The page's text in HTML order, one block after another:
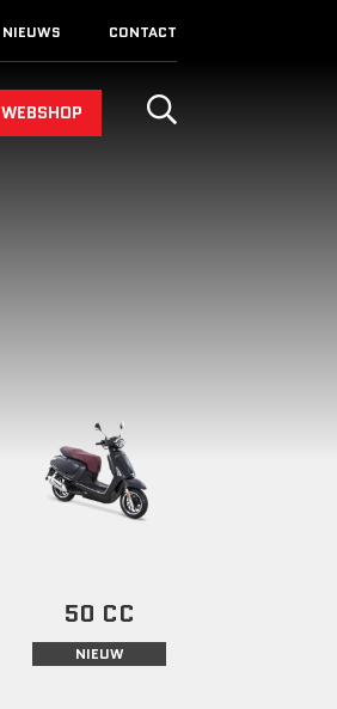
NIEUWS CONTACT
WEBSHOP
50 CC
NIEUW